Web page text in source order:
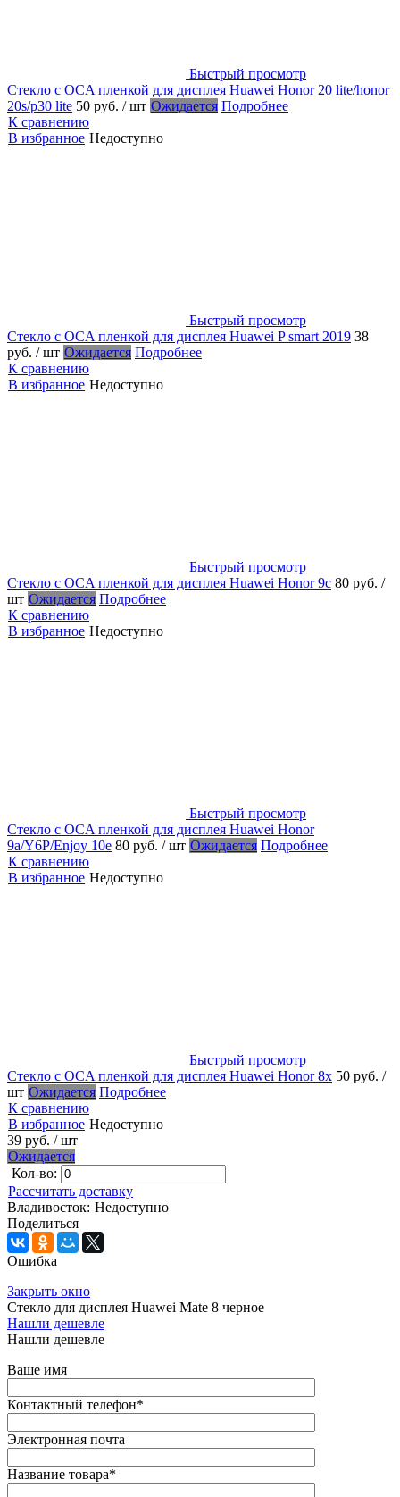
Быстрый просмотр
Стекло с OCA пленкой для дисплея Huawei Honor 20 lite/honor
20s/p30 lite 50 руб. / шт Ожидается Подробнее
К сравнению
В избранное Недоступно
Быстрый просмотр
Стекло с OCA пленкой для дисплея Huawei P smart 2019 38
руб. / шт Ожидается Подробнее
К сравнению
В избранное Недоступно
Быстрый просмотр
Стекло с OCA пленкой для дисплея Huawei Honor 9c 80 руб. /
шт Ожидается Подробнее
К сравнению
В избранное Недоступно
Быстрый просмотр
Стекло с OCA пленкой для дисплея Huawei Honor
9a/Y6P/Enjoy 10e 80 руб. / шт Ожидается Подробнее
К сравнению
В избранное Недоступно
Быстрый просмотр
Стекло с OCA пленкой для дисплея Huawei Honor 8x 50 руб. /
шт Ожидается Подробнее
К сравнению
В избранное Недоступно
39 руб. / шт
Ожидается
Кол-во:
Рассчитать доставку
Владивосток: Недоступно
Поделиться
Ошибка
Закрыть окно
Стекло для дисплея Huawei Mate 8 черное
Нашли дешевле
Нашли дешевле
Ваше имя
Контактный телефон*
Электронная почта
Название товара*